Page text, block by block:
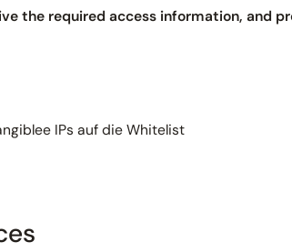
the required access information, and
IPs auf die Whitelist